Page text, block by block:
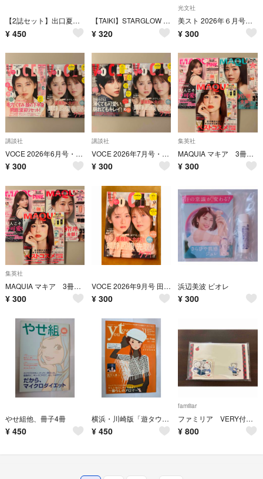
【2誌セット】出口夏希_表紙 美的 BITEKI 2026年8月号 [雑誌] 抜けあり
¥ 450
【TAIKI】STARGLOW 切り抜き 美的 2026年8月号連載2P インタビュー記事 クリアファイル2枚補強
¥ 320
光文社
美スト 2026年６月号・VOCE 2026年9月号 【雑誌のみ】
¥ 300
講談社
VOCE 2026年6月号・9月号 【雑誌のみ】
¥ 300
講談社
VOCE 2026年7月号・9月号 【雑誌のみ】
¥ 300
集英社
MAQUIA マキア 3冊セット ②
¥ 300
集英社
MAQUIA マキア 3冊セット ①
¥ 300
VOCE 2026年9月号 田村保乃 金村美玖 表紙 雑誌のみ 付録なし
¥ 300
浜辺美波 ビオレ
¥ 300
やせ組他、冊子4冊
¥ 450
横浜・川崎版「遊タウン」
¥ 450
familiar
ファミリア VERY付録 レターセット
¥ 800